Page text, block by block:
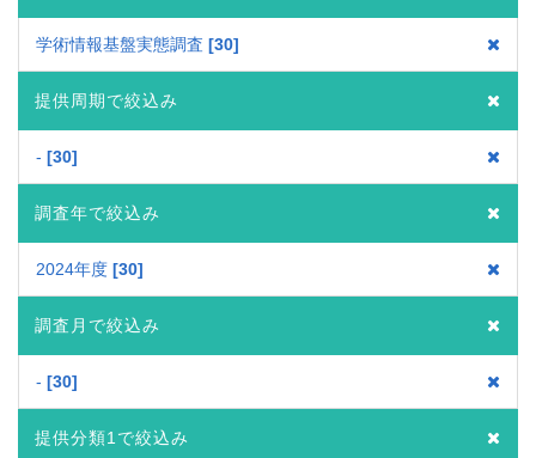
学術情報基盤実態調査 30
提供周期で絞込み
- 30
調査年で絞込み
2024年度 30
調査月で絞込み
- 30
提供分類1で絞込み